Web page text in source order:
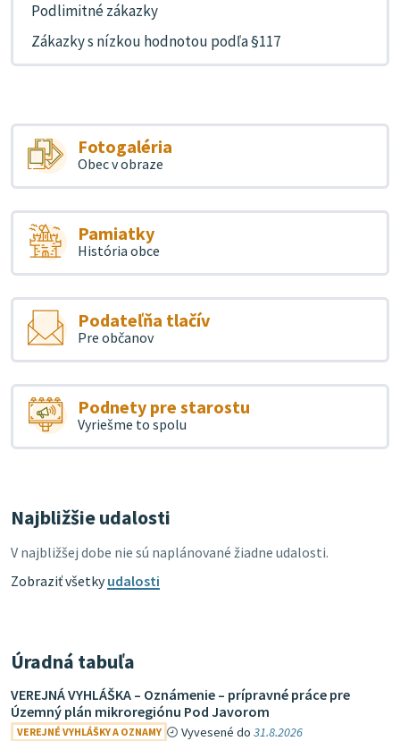
Podlimitné zákazky
Zákazky s nízkou hodnotou podľa §117
Fotogaléria
Obec v obraze
Pamiatky
História obce
Podateľňa tlačív
Pre občanov
Podnety pre starostu
Vyriešme to spolu
Najbližšie udalosti
V najbližšej dobe nie sú naplánované žiadne udalosti.
Zobraziť všetkyudalosti
Úradná tabuľa
VEREJNÁ VYHLÁŠKA – Oznámenie – prípravné práce pre
Územný plán mikroregiónu Pod Javorom
VEREJNÉ VYHLÁŠKY A OZNAMY Vyvesené do31.8.2026